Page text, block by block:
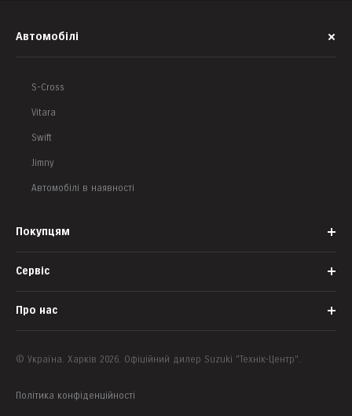
Автомобілі
S-Cross
Vitara
Swift
Jimny
Автомобілі в наявності
Покупцям
Запис на тест-драйв
Корпоративним клієнтам
Сервіс
Аксесуари
Про нас
Контакти
© Україна. Харків 2026. Офіційний дилер Suzuki "Технік-Центр".
Політика конфіденційності